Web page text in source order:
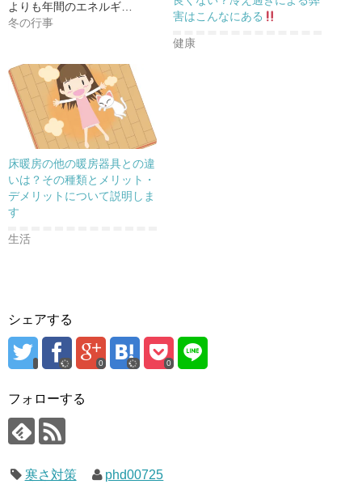
ド
ウ
で
す
)
さ
ウ
ィ
ン
ド
ウ
開
き
す
)
ド
す
)
よりも年間のエネルギ…
冬の行事
害はこんなにある
健康
床暖房の他の暖房器具との違
いは？その種類とメリット・
デメリットについて説明しま
す
生活
シェアする
0 0
フォローする
寒さ対策 phd00725